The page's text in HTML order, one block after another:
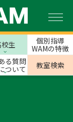
生
個別指導
WAMの特徴
る質問
ついて
教室検索